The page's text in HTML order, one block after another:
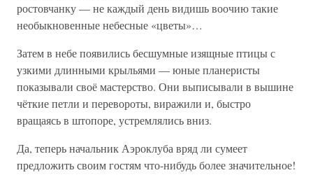
ростовчанку — не каждый день видишь воочию такие
необыкновенные небесные «цветы»…
Затем в небе появились бесшумные изящные птицы с
узкими длинными крыльями — юные планеристы
показывали своё мастерство. Они выписывали в вышине
чёткие петли и перевороты, виражили и, быстро
вращаясь в штопоре, устремлялись вниз.
Да, теперь начальник Аэроклуба вряд ли сумеет
предложить своим гостям что-нибудь более значительное!